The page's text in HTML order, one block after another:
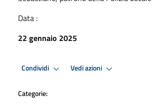
Data :
22 gennaio 2025
Condividi Vedi azioni
Categorie: